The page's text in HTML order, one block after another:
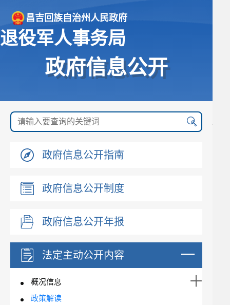
昌吉回族自治州人民政府
退役军人事务局
政府信息公开
政府信息公开指南
政府信息公开制度
政府信息公开年报
法定主动公开内容
概况信息
政策解读